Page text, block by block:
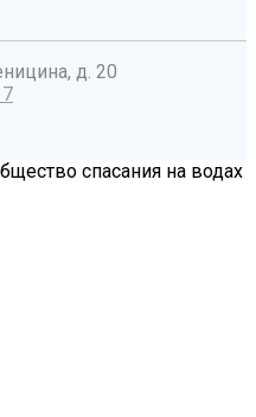
д. 20
спасания на водах